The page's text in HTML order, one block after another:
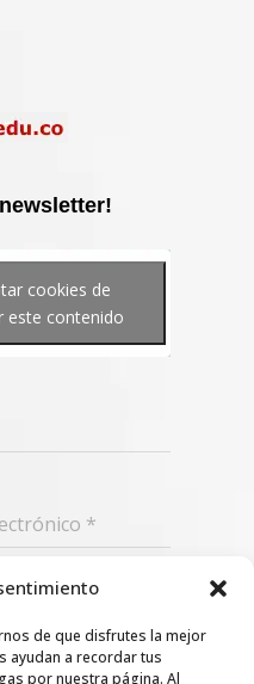
de que disfrutes la mejor
ayudan a recordar tus
por nuestra página. Al
cookies de
este contenido
*